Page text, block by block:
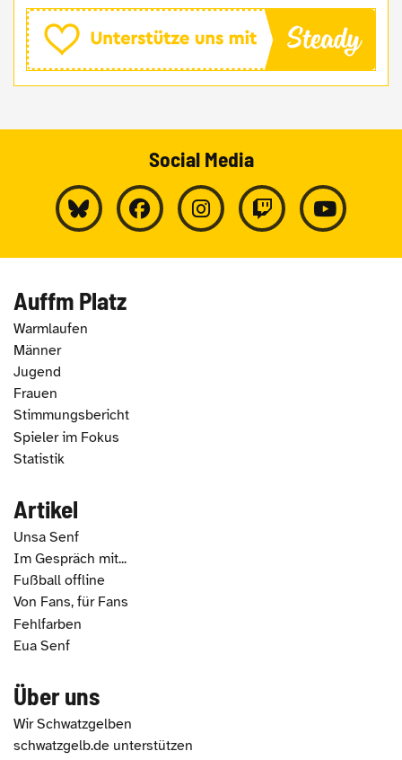
Social Media
Auffm Platz
Warmlaufen
Männer
Jugend
Frauen
Stimmungsbericht
Spieler im Fokus
Statistik
Artikel
Unsa Senf
Im Gespräch mit...
Fußball offline
Von Fans, für Fans
Fehlfarben
Eua Senf
Über uns
Wir Schwatzgelben
schwatzgelb.de unterstützen